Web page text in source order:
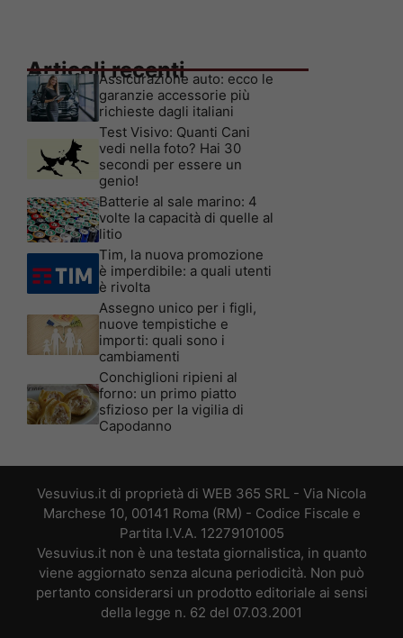
Articoli recenti
Assicurazione auto: ecco le
garanzie accessorie più
richieste dagli italiani
Test Visivo: Quanti Cani
vedi nella foto? Hai 30
secondi per essere un
genio!
Batterie al sale marino: 4
volte la capacità di quelle al
litio
Tim, la nuova promozione
è imperdibile: a quali utenti
è rivolta
Assegno unico per i figli,
nuove tempistiche e
importi: quali sono i
cambiamenti
Conchiglioni ripieni al
forno: un primo piatto
sfizioso per la vigilia di
Capodanno
Vesuvius.it di proprietà di WEB 365 SRL - Via Nicola
Marchese 10, 00141 Roma (RM) - Codice Fiscale e
Partita I.V.A. 12279101005
Vesuvius.it non è una testata giornalistica, in quanto
viene aggiornato senza alcuna periodicità. Non può
pertanto considerarsi un prodotto editoriale ai sensi
della legge n. 62 del 07.03.2001